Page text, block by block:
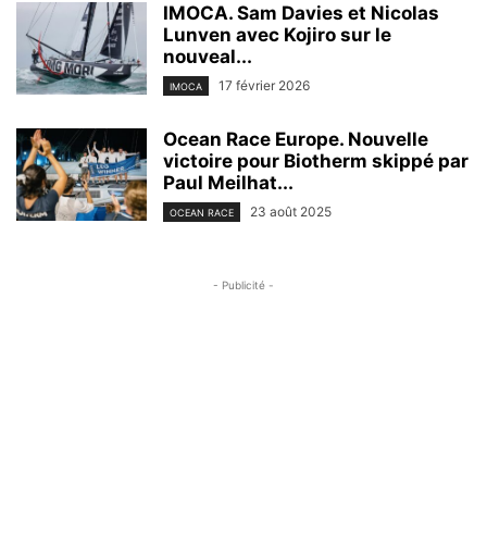
IMOCA. Sam Davies et Nicolas
Lunven avec Kojiro sur le
nouveal...
IMOCA 17 février 2026
Ocean Race Europe. Nouvelle
victoire pour Biotherm skippé par
Paul Meilhat...
OCEAN RACE 23 août 2025
- Publicité -